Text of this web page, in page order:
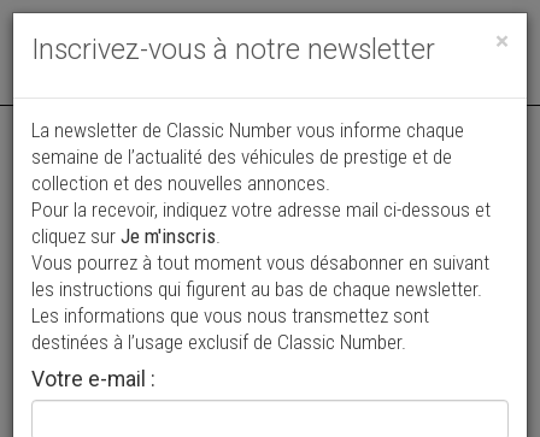
Toggle
Vos annonces vues par
plus de 4 millions de collectionneurs
Ajouter une annonce
×
Inscrivez-vous à notre newsletter
La newsletter de Classic Number vous informe chaque
semaine de l’actualité des véhicules de prestige et de
collection et des nouvelles annonces.
Pour la recevoir, indiquez votre adresse mail ci-dessous et
cliquez sur Je m'inscris.
Vous pourrez à tout moment vous désabonner en suivant
les instructions qui figurent au bas de chaque newsletter.
Les informations que vous nous transmettez sont
destinées à l’usage exclusif de Classic Number.
Votre e-mail :